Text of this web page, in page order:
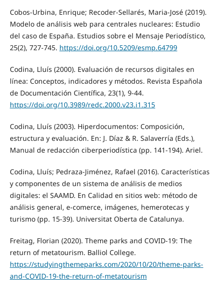
Cobos-Urbina, Enrique; Recoder-Sellarés, Maria-José (2019).
Modelo de análisis web para centrales nucleares: Estudio
del caso de España. Estudios sobre el Mensaje Periodístico,
25(2), 727-745. https://doi.org/10.5209/esmp.64799
Codina, Lluís (2000). Evaluación de recursos digitales en
línea: Conceptos, indicadores y métodos. Revista Española
de Documentación Científica, 23(1), 9-44.
https://doi.org/10.3989/redc.2000.v23.i1.315
Codina, Lluís (2003). Hiperdocumentos: Composición,
estructura y evaluación. En: J. Díaz & R. Salaverría (Eds.),
Manual de redacción ciberperiodística (pp. 141-194). Ariel.
Codina, Lluís; Pedraza-Jiménez, Rafael (2016). Características
y componentes de un sistema de análisis de medios
digitales: el SAAMD. En Calidad en sitios web: método de
análisis general, e-comerce, imágenes, hemerotecas y
turismo (pp. 15-39). Universitat Oberta de Catalunya.
Freitag, Florian (2020). Theme parks and COVID-19: The
return of metatourism. Balliol College.
https://studyingthemeparks.com/2020/10/20/theme-parks-
and-COVID-19-the-return-of-metatourism